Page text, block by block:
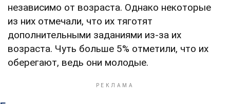
независимо от возраста. Однако некоторые
из них отмечали, что их тяготят
дополнительными заданиями из-за их
возраста. Чуть больше 5% отметили, что их
оберегают, ведь они молодые.